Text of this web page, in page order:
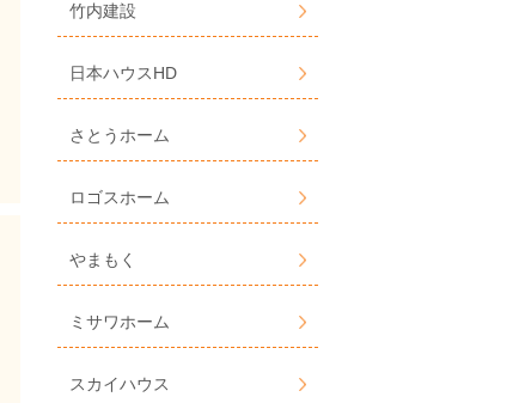
竹内建設
日本ハウスHD
さとうホーム
ロゴスホーム
やまもく
ミサワホーム
スカイハウス